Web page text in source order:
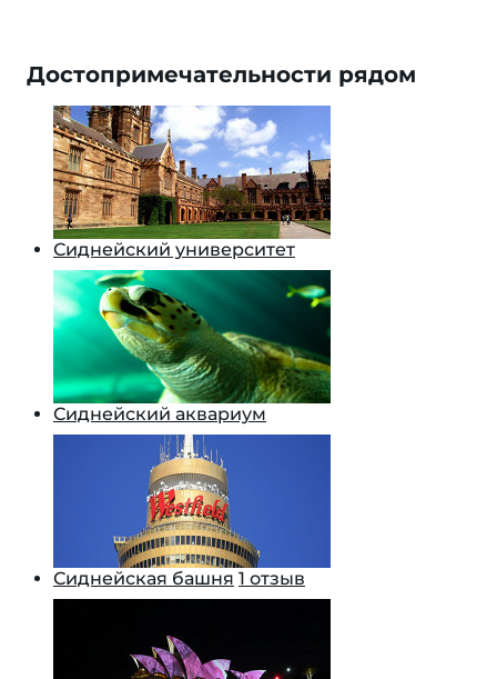
Достопримечательности рядом
Сиднейский университет
Сиднейский аквариум
Сиднейская башня 1 отзыв